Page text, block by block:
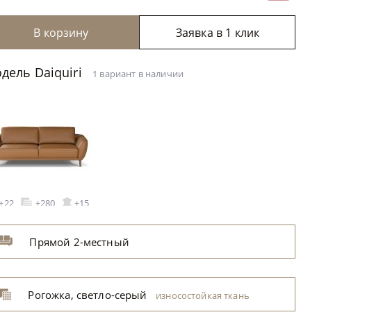
В корзину Заявка в 1 клик
Daiquiri 1 вариант в наличии
+280 +15
светло-серый
Прямой 2-местный
Рогожка, светло-серый износостойкая ткань